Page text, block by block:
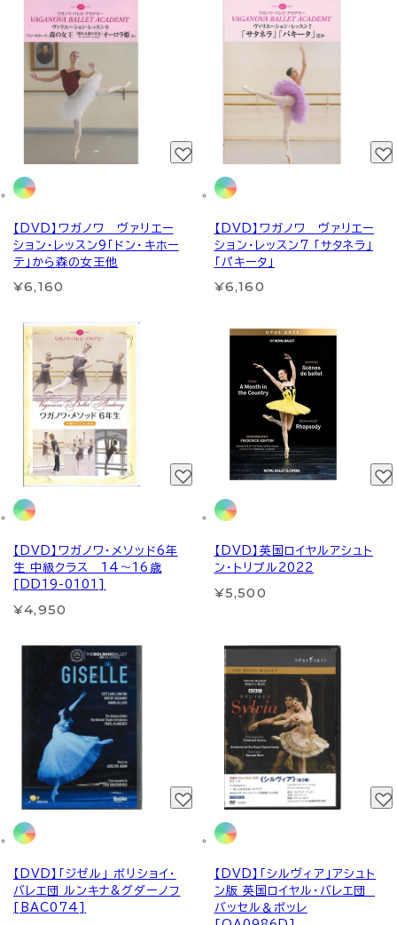
【DVD】ワガノワ ヴァリエー
ション・レッスン9「ドン・キホー
テ」から森の女王他
¥6,160
【DVD】ワガノワ ヴァリエー
ション・レッスン7 「サタネラ」
「パキータ」
¥6,160
【DVD】ワガノワ・メソッド6年
生 中級クラス 14～16歳
[DD19-0101]
¥4,950
【DVD】英国ロイヤルアシュト
ン・トリプル2022
¥5,500
【DVD】「ジゼル」 ボリショイ・
バレエ団 ルンキナ&グダーノフ
[BAC074]
【DVD】「シルヴィア」アシュト
ン版 英国ロイヤル・バレエ団
バッセル＆ボッレ